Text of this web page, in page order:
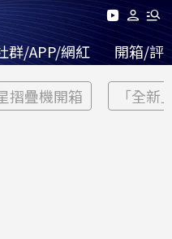
群/APP/網紅 開箱/評
摺疊機開箱 「全新